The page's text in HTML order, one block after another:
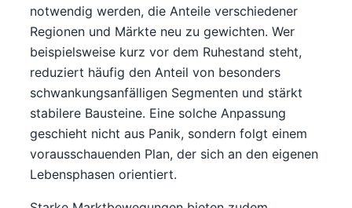
notwendig werden, die Anteile verschiedener
Regionen und Märkte neu zu gewichten. Wer
beispielsweise kurz vor dem Ruhestand steht,
reduziert häufig den Anteil von besonders
schwankungsanfälligen Segmenten und stärkt
stabilere Bausteine. Eine solche Anpassung
geschieht nicht aus Panik, sondern folgt einem
vorausschauenden Plan, der sich an den eigenen
Lebensphasen orientiert.